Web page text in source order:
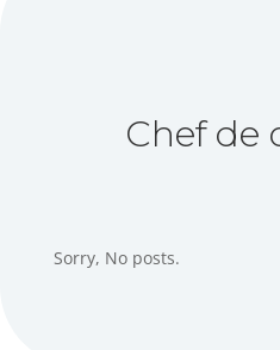
Chef de
Sorry, No posts.